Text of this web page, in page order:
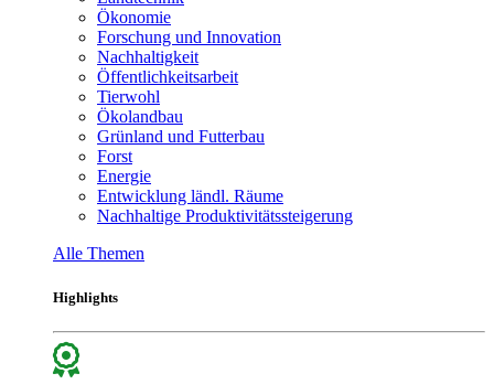
Ökonomie
Forschung und Innovation
Nachhaltigkeit
Öffentlichkeitsarbeit
Tierwohl
Ökolandbau
Grünland und Futterbau
Forst
Energie
Entwicklung ländl. Räume
Nachhaltige Produktivitätssteigerung
Alle Themen
Highlights